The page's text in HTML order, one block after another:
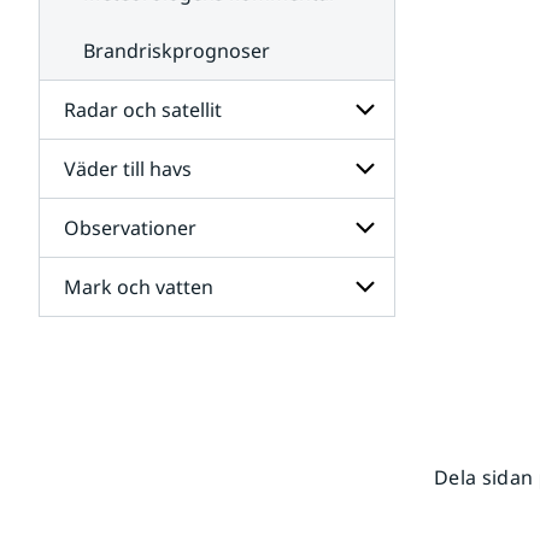
Brandriskprognoser
Radar och satellit
Undersidor
för
Radar
och
satellit
Väder till havs
Undersidor
för
Väder
till
havs
Observationer
Undersidor
för
Mark och vatten
Dela sidan